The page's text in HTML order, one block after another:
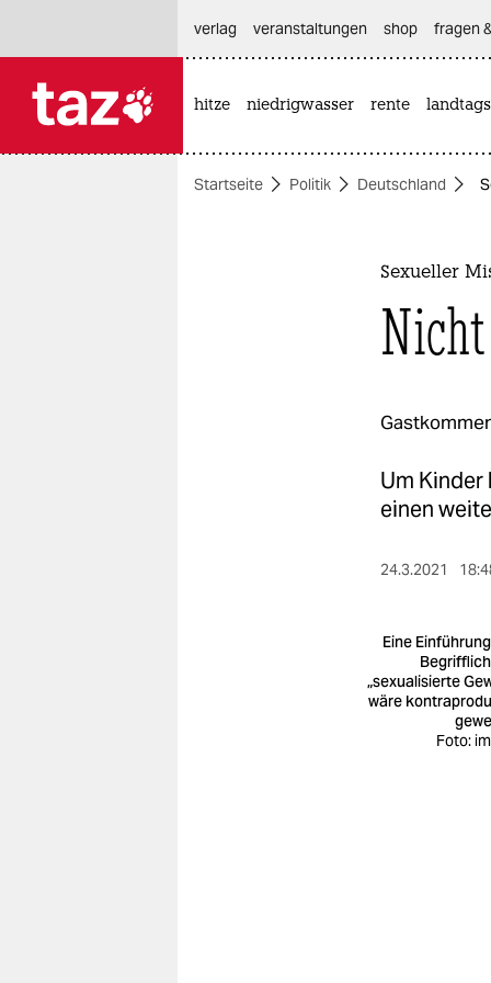
themen
verlag
veranstaltungen shop fragen
hitze niedrigwasser rente
Startseite Politik Deutschland
Sexueller
Um
einen
24.3.2021
Eine
„sexualisierte
wäre
Foto: